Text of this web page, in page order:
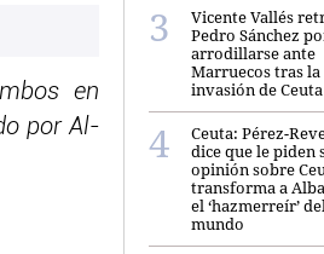
en
por Al-
Vicente Vallés
Pedro Sánchez
arrodillarse ante
Marruecos tras la
invasión de Ceuta
Ceuta: Pérez-
dice que le piden
opinión sobre
transforma a
el ‘hazmerreír’ del
mundo